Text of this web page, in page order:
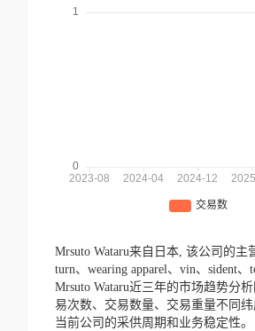
Mrsuto Wataru来自日本, 该公司的主
turn、wearing apparel、vin、sident、
Mrsuto Wataru近三年的市场趋势分
易次数、交易数量、交易重量不同
当前公司的采供周期和业务稳定性。